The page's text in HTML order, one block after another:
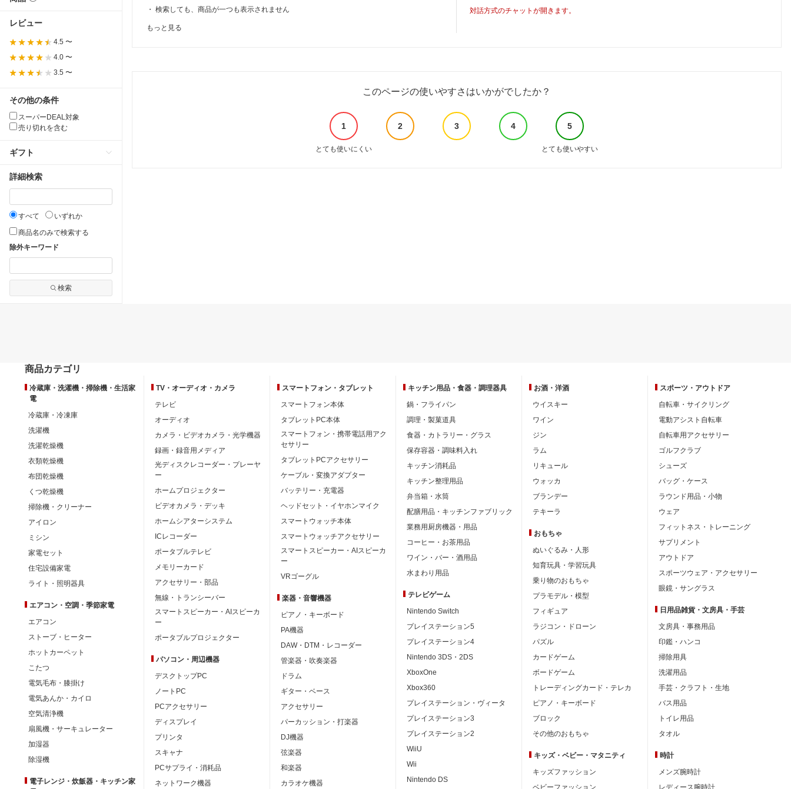
レビュー
4.5 〜
4.0 〜
3.5 〜
その他の条件
スーパーDEAL対象
売り切れを含む
ギフト
詳細検索
すべて
いずれか
商品名のみで検索する
除外キーワード
検索
・ 検索しても、商品が一つも表示されません
もっと見る
対話方式のチャットが開きます。
このページの使いやすさはいかがでしたか？
1 2 3 4 5
とても使いにくい とても使いやすい
商品カテゴリ
冷蔵庫・洗濯機・掃除機・生活家
電
冷蔵庫・冷凍庫
洗濯機
洗濯乾燥機
衣類乾燥機
布団乾燥機
くつ乾燥機
掃除機・クリーナー
アイロン
ミシン
家電セット
住宅設備家電
ライト・照明器具
エアコン・空調・季節家電
エアコン
ストーブ・ヒーター
ホットカーペット
こたつ
電気毛布・膝掛け
電気あんか・カイロ
空気清浄機
扇風機・サーキュレーター
加湿器
除湿機
電子レンジ・炊飯器・キッチン家
TV・オーディオ・カメラ
テレビ
オーディオ
カメラ・ビデオカメラ・光学機器
録画・録音用メディア
光ディスクレコーダー・プレーヤ
ー
ホームプロジェクター
ビデオカメラ・デッキ
ホームシアターシステム
ICレコーダー
ポータブルテレビ
メモリーカード
アクセサリー・部品
無線・トランシーバー
スマートスピーカー・AIスピーカ
ー
ポータブルプロジェクター
パソコン・周辺機器
デスクトップPC
ノートPC
PCアクセサリー
ディスプレイ
プリンタ
スキャナ
PCサプライ・消耗品
ネットワーク機器
スマートフォン・ タブレット
スマートフォン本体
タブレットPC本体
スマートフォン・携帯電話用アク
セサリー
タブレットPCアクセサリー
ケーブル・変換アダプター
バッテリー・充電器
ヘッドセット・イヤホンマイク
スマートウォッチ本体
スマートウォッチアクセサリー
スマートスピーカー・AIスピーカ
ー
VRゴーグル
楽器・音響機器
ピアノ・キーボード
PA機器
DAW・DTM・レコーダー
管楽器・吹奏楽器
ドラム
ギター・ベース
アクセサリー
パーカッション・打楽器
DJ機器
弦楽器
和楽器
カラオケ機器
キッチン用品・ 食器・調理器具
鍋・フライパン
調理・製菓道具
食器・カトラリー・グラス
保存容器・調味料入れ
キッチン消耗品
キッチン整理用品
弁当箱・水筒
配膳用品・キッチンファブリック
業務用厨房機器・用品
コーヒー・お茶用品
ワイン・バー・酒用品
水まわり用品
テレビゲーム
Nintendo Switch
プレイステーション5
プレイステーション4
Nintendo 3DS・2DS
XboxOne
Xbox360
プレイステーション・ヴィータ
プレイステーション3
プレイステーション2
WiiU
Wii
Nintendo DS
お酒・洋酒
ウイスキー
ワイン
ジン
ラム
リキュール
ウォッカ
ブランデー
テキーラ
おもちゃ
ぬいぐるみ・人形
知育玩具・学習玩具
乗り物のおもちゃ
プラモデル・模型
フィギュア
ラジコン・ドローン
パズル
カードゲーム
ボードゲーム
トレーディングカード・テレカ
ピアノ・キーボード
ブロック
その他のおもちゃ
キッズ・ベビー・ マタニティ
キッズファッション
ベビーファッション
スポーツ・ アウトドア
自転車・サイクリング
電動アシスト自転車
自転車用アクセサリー
ゴルフクラブ
シューズ
バッグ・ケース
ラウンド用品・小物
ウェア
フィットネス・トレーニング
サプリメント
アウトドア
スポーツウェア・アクセサリー
眼鏡・サングラス
日用品雑貨・文房具・手芸
文房具・事務用品
印鑑・ハンコ
掃除用具
洗濯用品
手芸・クラフト・生地
バス用品
トイレ用品
タオル
時計
メンズ腕時計
レディース腕時計